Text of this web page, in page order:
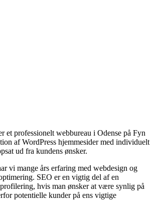
et professionelt webbureau i Odense på Fyn
af WordPress hjemmesider med individuelt
ud fra kundens ønsker.
vi mange års erfaring med webdesign og
SEO er en vigtig del af en
hvis man ønsker at være synlig på
potentielle kunder på ens vigtige